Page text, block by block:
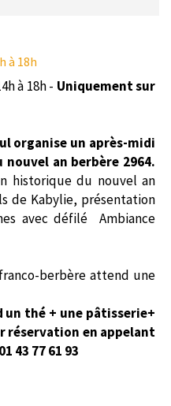
à 18h
à 18h - Uniquement sur
organise un après-midi
an berbère 2964.
historique du nouvel an
de Kabylie, présentation
avec défilé Ambiance
berbère attend une
un thé + une pâtisserie+
réservation en appelant
43 77 61 93